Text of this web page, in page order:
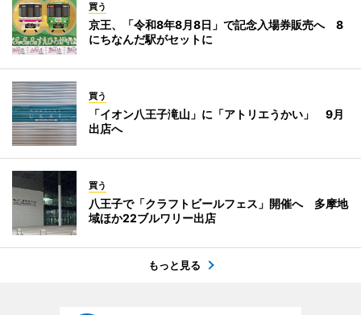
買う
京王、「令和8年8月8日」で記念入場券販売へ 8
にちなんだ駅がセットに
買う
「イオン八王子滝山」に「アトリエうかい」 9月
出店へ
買う
八王子で「クラフトビールフェス」開催へ 多摩地
域ほか22ブルワリー出店
もっと見る